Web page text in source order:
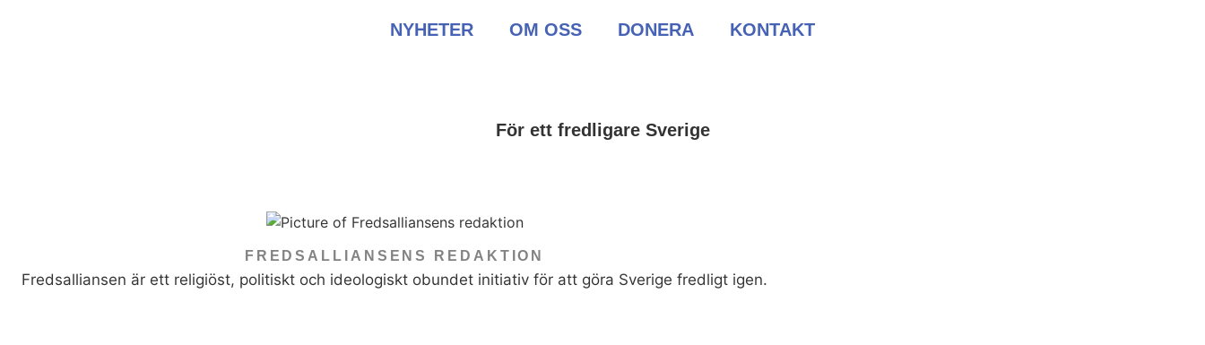
NYHETER OM OSS DONERA KONTAKT
För ett fredligare Sverige
FREDSALLIANSENS REDAKTION
Fredsalliansen är ett religiöst, politiskt och ideologiskt obundet initiativ för att göra Sverige fredligt igen.